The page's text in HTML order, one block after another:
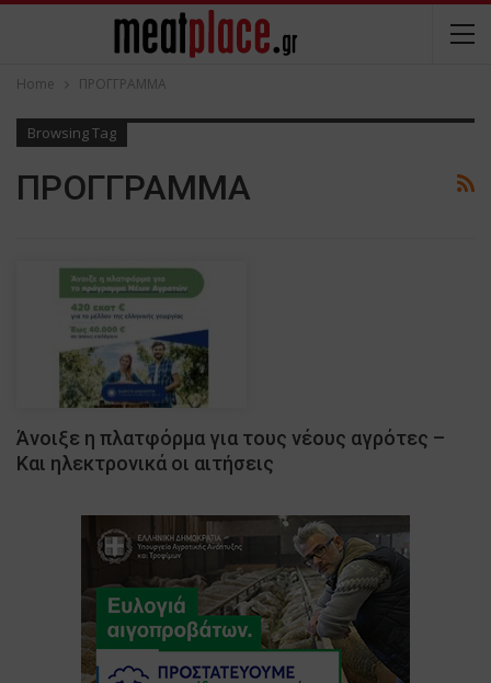
Home ΠΡΟΓΓΡΑΜΜΑ
Browsing Tag
ΠΡΟΓΓΡΑΜΜΑ
Άνοιξε η πλατφόρμα για τους νέους αγρότες –
Και ηλεκτρονικά οι αιτήσεις